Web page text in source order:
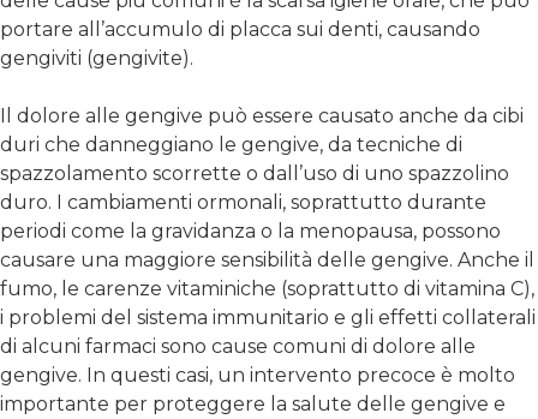
portare all’accumulo di placca sui denti, causando
gengiviti (gengivite).
Il dolore alle gengive può essere causato anche da cibi
duri che danneggiano le gengive, da tecniche di
spazzolamento scorrette o dall’uso di uno spazzolino
duro. I cambiamenti ormonali, soprattutto durante
periodi come la gravidanza o la menopausa, possono
causare una maggiore sensibilità delle gengive. Anche il
fumo, le carenze vitaminiche (soprattutto di vitamina C),
i problemi del sistema immunitario e gli effetti collaterali
di alcuni farmaci sono cause comuni di dolore alle
gengive. In questi casi, un intervento precoce è molto
importante per proteggere la salute delle gengive e